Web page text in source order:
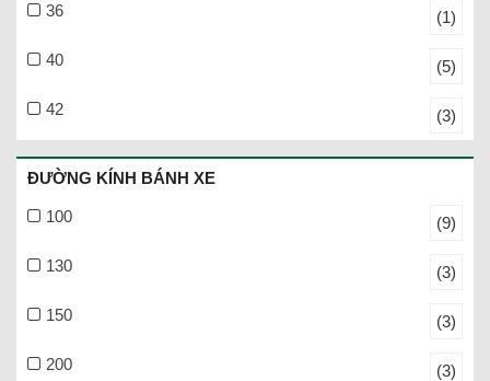
36 (1)
40 (5)
42 (3)
ĐƯỜNG KÍNH BÁNH XE
100 (9)
130 (3)
150 (3)
200 (3)